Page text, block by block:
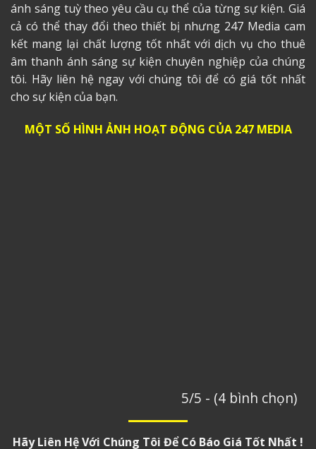
ánh sáng tuỳ theo yêu cầu cụ thể của từng sự kiện. Giá
cả có thể thay đổi theo thiết bị nhưng 247 Media cam
kết mang lại chất lượng tốt nhất với dịch vụ cho thuê
âm thanh ánh sáng sự kiện chuyên nghiệp của chúng
tôi. Hãy liên hệ ngay với chúng tôi để có giá tốt nhất
cho sự kiện của bạn.
MỘT SỐ HÌNH ẢNH HOẠT ĐỘNG CỦA 247 MEDIA
5/5 - (4 bình chọn)
Hãy Liên Hệ Với Chúng Tôi Để Có Báo Giá Tốt Nhất !